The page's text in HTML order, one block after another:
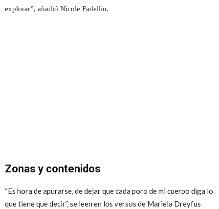
explorar”, añadió Nicole Fadellin.
Zonas y contenidos
“Es hora de apurarse, de dejar que cada poro de mi cuerpo diga lo
que tiene que decir”, se leen en los versos de Mariela Dreyfus